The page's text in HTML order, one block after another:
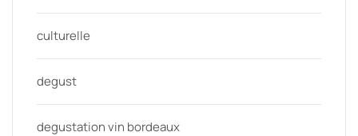
culturelle
degust
degustation vin bordeaux